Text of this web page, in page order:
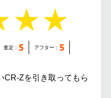
査定： 5 アフター： 5
CR-Zを引き取ってもら